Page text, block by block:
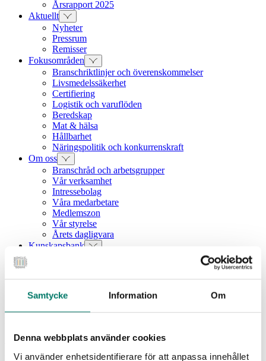
Samtycke Information Om
Denna webbplats använder cookies
Vi använder enhetsidentifierare för att anpassa innehållet
Årsrapport 2025
Aktuellt
Nyheter
Pressrum
Remisser
Fokusområden
Branschriktlinjer och överenskommelser
Livsmedelssäkerhet
Certifiering
Logistik och varuflöden
Beredskap
Mat & hälsa
Hållbarhet
Näringspolitik och konkurrenskraft
Om oss
Branschråd och arbetsgrupper
Vår verksamhet
Intressebolag
Våra medarbetare
Medlemszon
Vår styrelse
Årets dagligvara
Kunskapsbank
Utbildningar
Webbinarium
Moms på livsmedel
Positiv försäljningsutveckling